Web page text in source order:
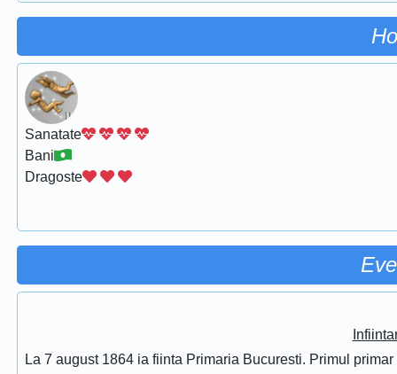
Sanatate
Bani
Dragoste
La 7 august 1864 ia fiinta Primaria Bucuresti. Primul